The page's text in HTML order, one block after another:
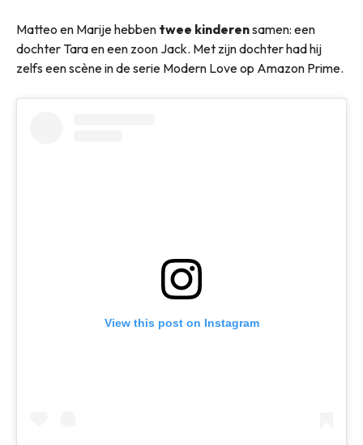
Matteo en Marije hebben twee kinderensamen: een
dochter Tara en een zoon Jack. Met zijn dochter had hij
zelfs een scène in de serie Modern Love op Amazon Prime.
View this post on Instagram